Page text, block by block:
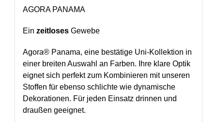
AGORA PANAMA
Ein zeitlosesGewebe
Agora® Panama, eine bestätige Uni-Kollektion in
einer breiten Auswahl an Farben. Ihre klare Optik
eignet sich perfekt zum Kombinieren mit unseren
Stoffen für ebenso schlichte wie dynamische
Dekorationen. Für jeden Einsatz drinnen und
draußen geeignet.